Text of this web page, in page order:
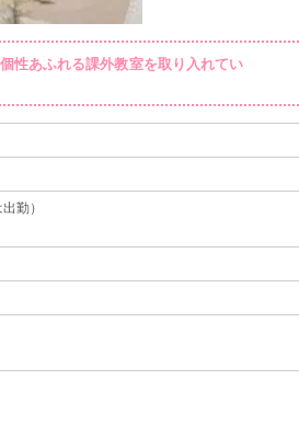
性あふれる課外教室を取り入れてい
勤）
）